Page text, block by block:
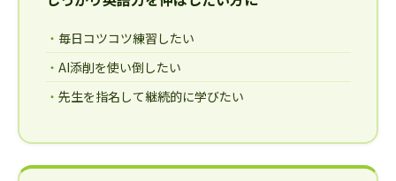
毎日コツコツ練習したい
AI添削を使い倒したい
先生を指名して継続的に学びたい